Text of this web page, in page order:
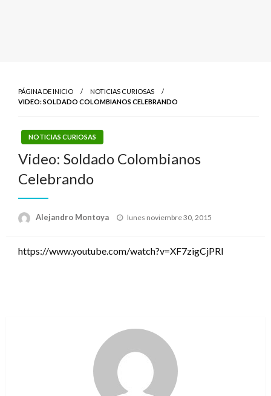
PÁGINA DE INICIO
NOTICIAS CURIOSAS
VIDEO: SOLDADO COLOMBIANOS CELEBRANDO
NOTICIAS CURIOSAS
Video: Soldado Colombianos
Celebrando
Alejandro Montoya
Publicado
lunes noviembre 30, 2015
https://www.youtube.com/watch?v=XF7zigCjPRI